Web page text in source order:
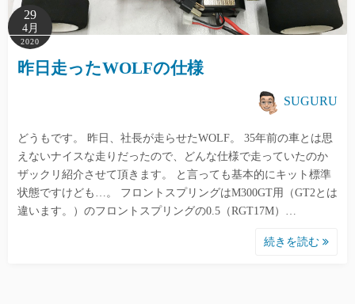
29
4月
2020
昨日走ったWOLFの仕様
SUGURU
どうもです。 昨日、社長が走らせたWOLF。 35年前の車とは思
えないナイスな走りだったので、どんな仕様で走っていたのか
ザックリ紹介させて頂きます。 と言っても基本的にキット標準
状態ですけども…。 フロントスプリングはM300GT用（GT2とは
違います。）のフロントスプリングの0.5（RGT17M）…
続きを読む